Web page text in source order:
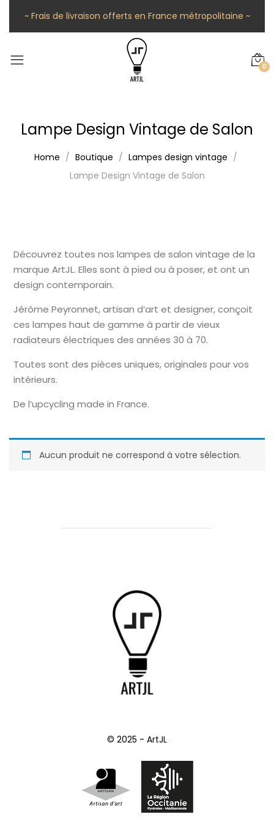
~ Frais de livraison offerts en France métropolitaine ~
0
Lampe Design Vintage de Salon
Home Boutique
Lampes design vintage
Lampe Design Vintage de Salon
Découvrez toutes nos lampes de salon vintage de la
marque ArtJL. Elles sont à pied ou à poser, et ont un
design contemporain.
Jérôme Peyronnet, artisan d’art et designer, conçoit
ces lampes haut de gamme à partir de vieux
radiateurs électriques des années 30 à 70.
Toutes sont des pièces uniques, originales pour vos
intérieurs.
De l’upcycling made in France.
Aucun produit ne correspond à votre sélection.
© 2025 - ArtJL